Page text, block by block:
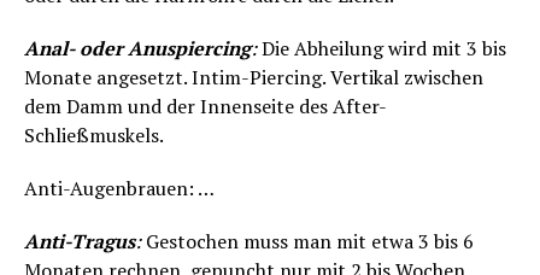
Anal- oder Anuspiercing:Die Abheilung wird mit 3 bis
Monate angesetzt. Intim-Piercing. Vertikal zwischen
dem Damm und der Innenseite des After-
Schließmuskels.
Anti-Augenbrauen: …
Anti-Tragus:Gestochen muss man mit etwa 3 bis 6